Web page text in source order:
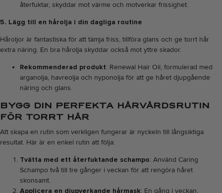
återfuktar, skyddar mot värme och motverkar frissighet.
5. Lägg till en hårolja i din dagliga routine
Håroljor är fantastiska för att tämja friss, tillföra glans och ge torrt hår
extra näring. En bra hårolja skyddar också mot yttre skador.
Rekommenderad produkt: Renewal Hair Oil, formulerad med
arganolja, havreolja och nyponolja för att ge håret djupgående
näring och glans.
BYGG DIN PERFEKTA HÅRVÅRDSRUTIN
FÖR TORRT HÅR
Att skapa en rutin som verkligen fungerar är nyckeln till långsiktiga
resultat. Här är en enkel rutin att följa:
Tvätta med ett återfuktande schampo: Använd Caring
Schampo två till tre gånger i veckan för att rengöra håret
skonsamt.
Applicera en djupverkande hårmask: En gång i veckan,